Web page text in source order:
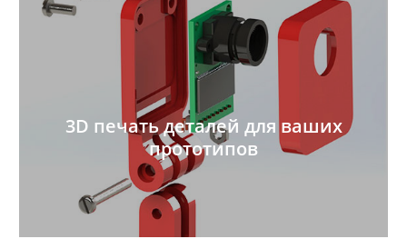
3D печать деталей для ваших
прототипов